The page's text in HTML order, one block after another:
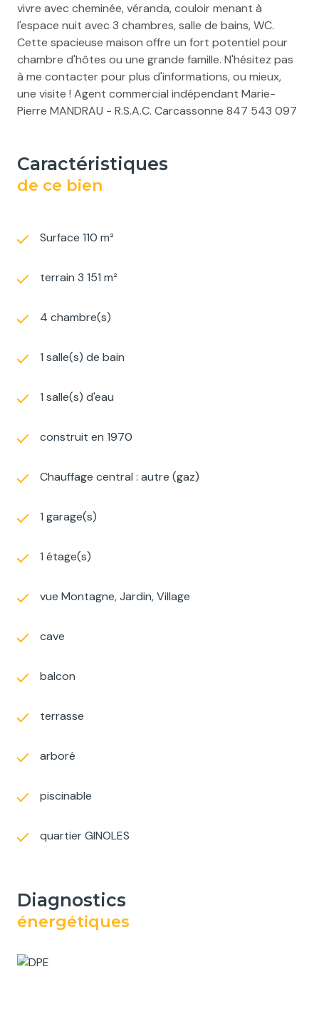
vivre avec cheminée, véranda, couloir menant à
l'espace nuit avec 3 chambres, salle de bains, WC.
Cette spacieuse maison offre un fort potentiel pour
chambre d'hôtes ou une grande famille. N'hésitez pas
à me contacter pour plus d'informations, ou mieux,
une visite ! Agent commercial indépendant Marie-
Pierre MANDRAU - R.S.A.C. Carcassonne 847 543 097
caractéristiques
de ce bien
Surface 110 m²
terrain 3 151 m²
4 chambre(s)
1 salle(s) de bain
1 salle(s) d'eau
construit en 1970
Chauffage central : autre (gaz)
1 garage(s)
1 étage(s)
vue Montagne, Jardin, Village
cave
balcon
terrasse
arboré
piscinable
quartier GINOLES
diagnostics
énergétiques